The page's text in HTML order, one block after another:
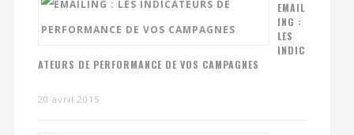
EMAIL
ING :
LES
INDIC
ATEURS DE PERFORMANCE DE VOS CAMPAGNES
20 avril 2015